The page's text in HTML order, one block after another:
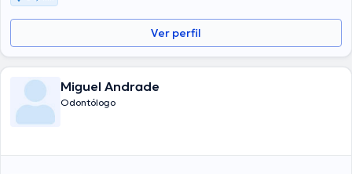
Ver perfil
Miguel Andrade
Odontólogo